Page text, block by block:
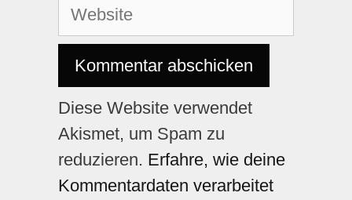
Diese Website verwendet
Akismet, um Spam zu
reduzieren. Erfahre, wie deine
Kommentardaten verarbeitet